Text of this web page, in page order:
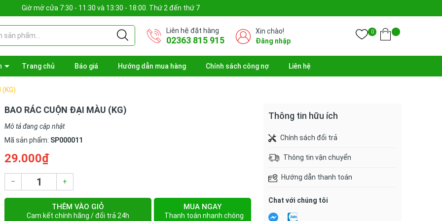
Giờ mở cửa 7:30 - 11:30 và 13:30 - 18:00. Thứ 2 đến thứ 7
Liên hệ đặt hàng
02363 815 915
Xin chào!
Đăng nhập
0
Trang chủ Báo giá Hướng dẫn mua hàng Chính sách công nợ Liên hệ
(KG)
BAO RÁC CUỘN ĐẠI MÀU (KG)
Mô tả đang cập nhật
Mã sản phẩm: SP000011
29.000₫
– +
THÊM VÀO GIỎ
Cam kết chính hãng / đổi trả 24h
MUA NGAY
Thanh toán nhanh chóng
Thông tin hữu ích
Chính sách đổi trả
Thông tin vận chuyển
Hướng dẫn thanh toán
Chat với chúng tôi